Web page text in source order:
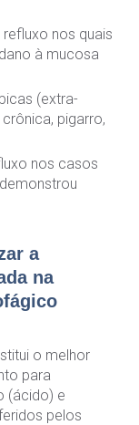
nos quais
à mucosa
(extra-
pigarro,
nos casos
a
na
o melhor
para
(ácido) e
pelos